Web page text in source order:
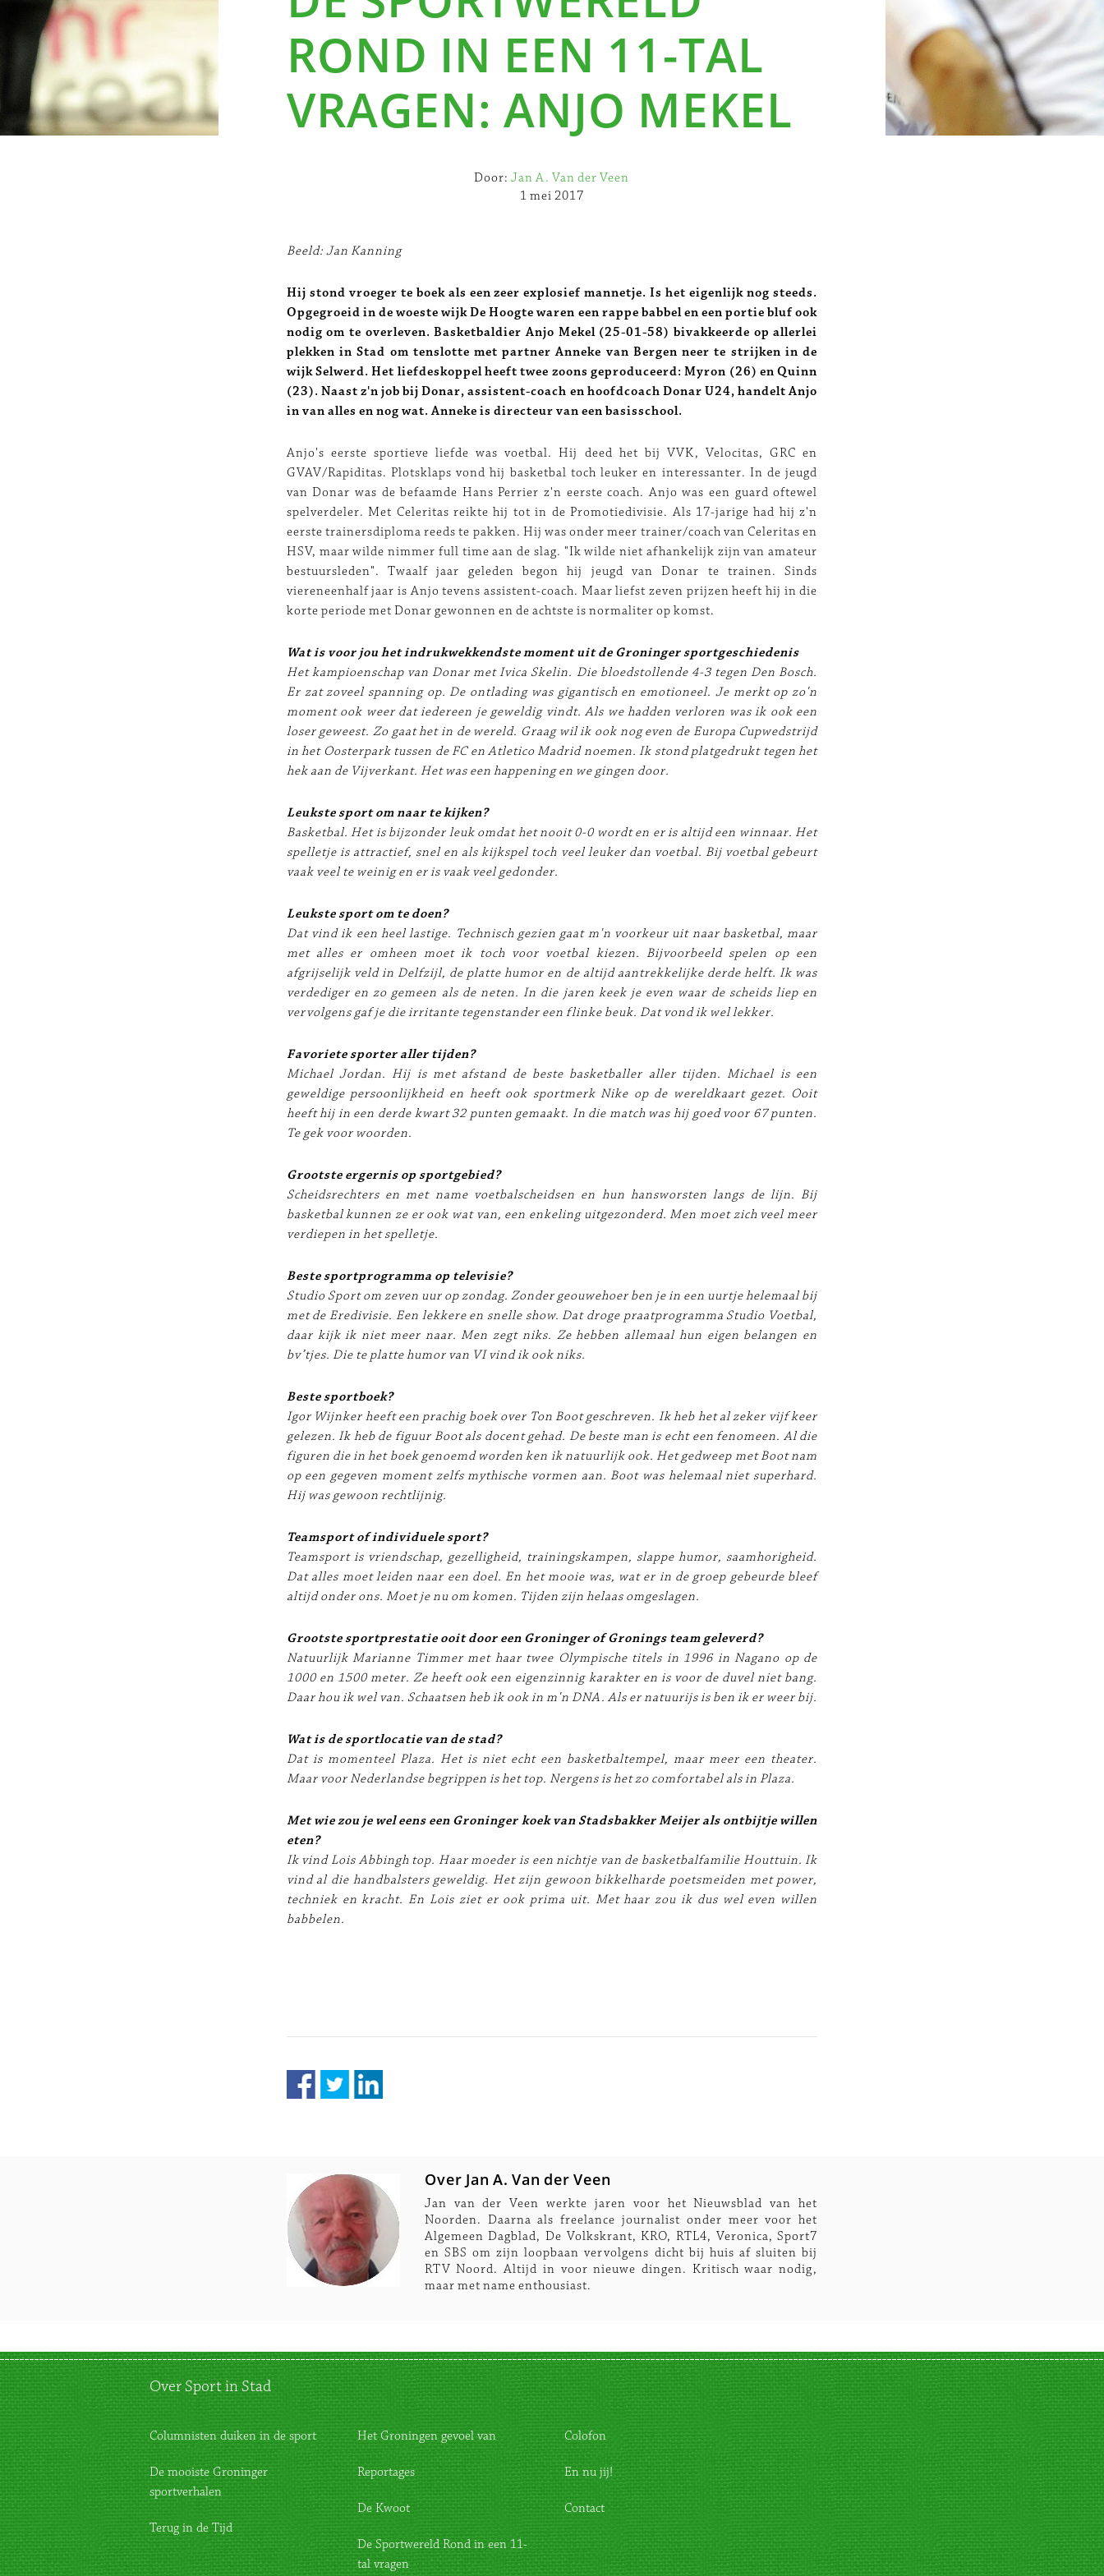
ROND IN EEN 11-TAL
VRAGEN: ANJO MEKEL
Door:Jan A. Van der Veen
1 mei 2017
Beeld: Jan Kanning
Hij stond vroeger te boek als een zeer explosief mannetje. Is het eigenlijk nog steeds.
Opgegroeid in de woeste wijk De Hoogte waren een rappe babbel en een portie bluf ook
nodig om te overleven. Basketbaldier Anjo Mekel (25-01-58) bivakkeerde op allerlei
plekken in Stad om tenslotte met partner Anneke van Bergen neer te strijken in de
wijk Selwerd. Het liefdeskoppel heeft twee zoons geproduceerd: Myron (26) en Quinn
(23). Naast z'n job bij Donar, assistent-coach en hoofdcoach Donar U24, handelt Anjo
in van alles en nog wat. Anneke is directeur van een basisschool.
Anjo's eerste sportieve liefde was voetbal. Hij deed het bij VVK, Velocitas, GRC en
GVAV/Rapiditas. Plotsklaps vond hij basketbal toch leuker en interessanter. In de jeugd
van Donar was de befaamde Hans Perrier z'n eerste coach. Anjo was een guard oftewel
spelverdeler. Met Celeritas reikte hij tot in de Promotiedivisie. Als 17-jarige had hij z'n
eerste trainersdiploma reeds te pakken. Hij was onder meer trainer/coach van Celeritas en
HSV, maar wilde nimmer full time aan de slag. "Ik wilde niet afhankelijk zijn van amateur
bestuursleden". Twaalf jaar geleden begon hij jeugd van Donar te trainen. Sinds
viereneenhalf jaar is Anjo tevens assistent-coach. Maar liefst zeven prijzen heeft hij in die
korte periode met Donar gewonnen en de achtste is normaliter op komst.
Wat is voor jou het indrukwekkendste moment uit de Groninger sportgeschiedenis
Het kampioenschap van Donar met Ivica Skelin. Die bloedstollende 4-3 tegen Den Bosch.
Er zat zoveel spanning op. De ontlading was gigantisch en emotioneel. Je merkt op zo'n
moment ook weer dat iedereen je geweldig vindt. Als we hadden verloren was ik ook een
loser geweest. Zo gaat het in de wereld. Graag wil ik ook nog even de Europa Cupwedstrijd
in het Oosterpark tussen de FC en Atletico Madrid noemen. Ik stond platgedrukt tegen het
hek aan de Vijverkant. Het was een happening en we gingen door.
Leukste sport om naar te kijken?
Basketbal. Het is bijzonder leuk omdat het nooit 0-0 wordt en er is altijd een winnaar. Het
spelletje is attractief, snel en als kijkspel toch veel leuker dan voetbal. Bij voetbal gebeurt
vaak veel te weinig en er is vaak veel gedonder.
Leukste sport om te doen?
Dat vind ik een heel lastige. Technisch gezien gaat m'n voorkeur uit naar basketbal, maar
met alles er omheen moet ik toch voor voetbal kiezen. Bijvoorbeeld spelen op een
afgrijselijk veld in Delfzijl, de platte humor en de altijd aantrekkelijke derde helft. Ik was
verdediger en zo gemeen als de neten. In die jaren keek je even waar de scheids liep en
vervolgens gaf je die irritante tegenstander een flinke beuk. Dat vond ik wel lekker.
Favoriete sporter aller tijden?
Michael Jordan. Hij is met afstand de beste basketballer aller tijden. Michael is een
geweldige persoonlijkheid en heeft ook sportmerk Nike op de wereldkaart gezet. Ooit
heeft hij in een derde kwart 32 punten gemaakt. In die match was hij goed voor 67 punten.
Te gek voor woorden.
Grootste ergernis op sportgebied?
Scheidsrechters en met name voetbalscheidsen en hun hansworsten langs de lijn. Bij
basketbal kunnen ze er ook wat van, een enkeling uitgezonderd. Men moet zich veel meer
verdiepen in het spelletje.
Beste sportprogramma op televisie?
Studio Sport om zeven uur op zondag. Zonder geouwehoer ben je in een uurtje helemaal bij
met de Eredivisie. Een lekkere en snelle show. Dat droge praatprogramma Studio Voetbal,
daar kijk ik niet meer naar. Men zegt niks. Ze hebben allemaal hun eigen belangen en
bv’tjes. Die te platte humor van VI vind ik ook niks.
Beste sportboek?
Igor Wijnker heeft een prachig boek over Ton Boot geschreven. Ik heb het al zeker vijf keer
gelezen. Ik heb de figuur Boot als docent gehad. De beste man is echt een fenomeen. Al die
figuren die in het boek genoemd worden ken ik natuurlijk ook. Het gedweep met Boot nam
op een gegeven moment zelfs mythische vormen aan. Boot was helemaal niet superhard.
Hij was gewoon rechtlijnig.
Teamsport of individuele sport?
Teamsport is vriendschap, gezelligheid, trainingskampen, slappe humor, saamhorigheid.
Dat alles moet leiden naar een doel. En het mooie was, wat er in de groep gebeurde bleef
altijd onder ons. Moet je nu om komen. Tijden zijn helaas omgeslagen.
Grootste sportprestatie ooit door een Groninger of Gronings team geleverd?
Natuurlijk Marianne Timmer met haar twee Olympische titels in 1996 in Nagano op de
1000 en 1500 meter. Ze heeft ook een eigenzinnig karakter en is voor de duvel niet bang.
Daar hou ik wel van. Schaatsen heb ik ook in m'n DNA. Als er natuurijs is ben ik er weer bij.
Wat is de sportlocatie van de stad?
Dat is momenteel Plaza. Het is niet echt een basketbaltempel, maar meer een theater.
Maar voor Nederlandse begrippen is het top. Nergens is het zo comfortabel als in Plaza.
Met wie zou je wel eens een Groninger koek van Stadsbakker Meijer als ontbijtje willen
eten?
Ik vind Lois Abbingh top. Haar moeder is een nichtje van de basketbalfamilie Houttuin. Ik
vind al die handbalsters geweldig. Het zijn gewoon bikkelharde poetsmeiden met power,
techniek en kracht. En Lois ziet er ook prima uit. Met haar zou ik dus wel even willen
babbelen.
Over Jan A. Van der Veen
Jan van der Veen werkte jaren voor het Nieuwsblad van het
Noorden. Daarna als freelance journalist onder meer voor het
Algemeen Dagblad, De Volkskrant, KRO, RTL4, Veronica, Sport7
en SBS om zijn loopbaan vervolgens dicht bij huis af sluiten bij
RTV Noord. Altijd in voor nieuwe dingen. Kritisch waar nodig,
maar met name enthousiast.
Over Sport in Stad
Columnisten duiken in de sport
De mooiste Groninger
sportverhalen
Terug in de Tijd
Het Groningen gevoel van
Reportages
De Kwoot
De Sportwereld Rond in een 11-
tal vragen
Colofon
En nu jij!
Contact